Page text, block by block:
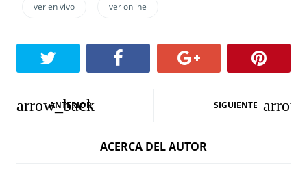
ver en vivo ver online
N
ANTERIOR SIGUIENTE
ACERCA DEL AUTOR